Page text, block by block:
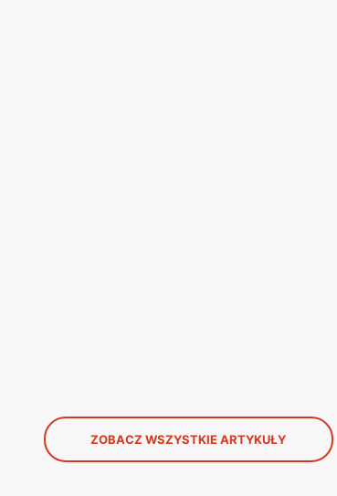
ZOBACZ WSZYSTKIE ARTYKUŁY